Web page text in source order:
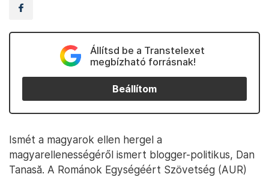
Állítsd be a Transtelexet
megbízható forrásnak!
Beállítom
Ismét a magyarok ellen hergel a
magyarellenességéről ismert blogger-politikus, Dan
Tanasă. A Románok Egységéért Szövetség (AUR)